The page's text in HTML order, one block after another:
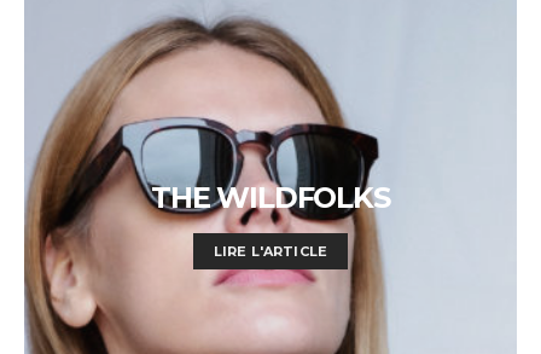
THE WILDFOLKS
LIRE L'ARTICLE